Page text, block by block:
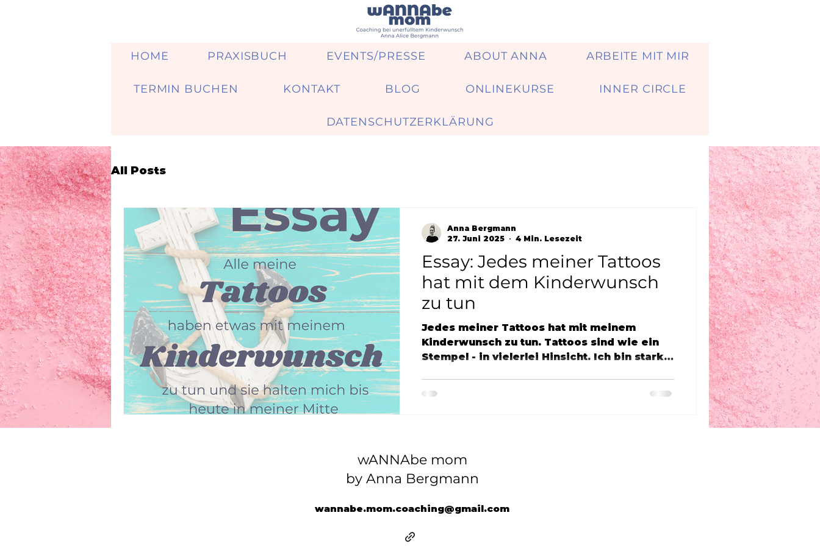
HOME PRAXISBUCH EVENTS/PRESSE ABOUT ANNA ARBEITE MIT MIR
TERMIN BUCHEN KONTAKT BLOG ONLINEKURSE INNER CIRCLE
DATENSCHUTZERKLÄRUNG
All Posts
Essay: Jedes meiner Tattoos
hat mit dem Kinderwunsch
zu tun
Jedes meiner Tattoos hat mit meinem
Kinderwunsch zu tun. Tattoos sind wie ein
Stempel - in vielerlei Hinsicht. Ich bin stark
Anna Bergmann
27. Juni 2025
4 Min. Lesezeit
wANNAbe mom
by Anna Bergmann
wannabe.mom.coaching@gmail.com